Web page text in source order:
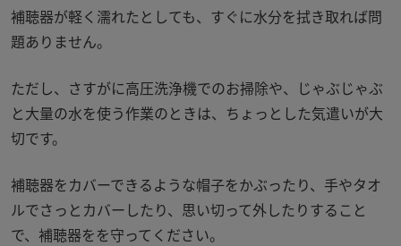
補聴器が軽く濡れたとしても、すぐに水分を拭き取れば問
題ありません。
ただし、さすがに高圧洗浄機でのお掃除や、じゃぶじゃぶ
と大量の水を使う作業のときは、ちょっとした気遣いが大
切です。
補聴器をカバーできるような帽子をかぶったり、手やタオ
ルでさっとカバーしたり、思い切って外したりすること
で、補聴器をを守ってください。